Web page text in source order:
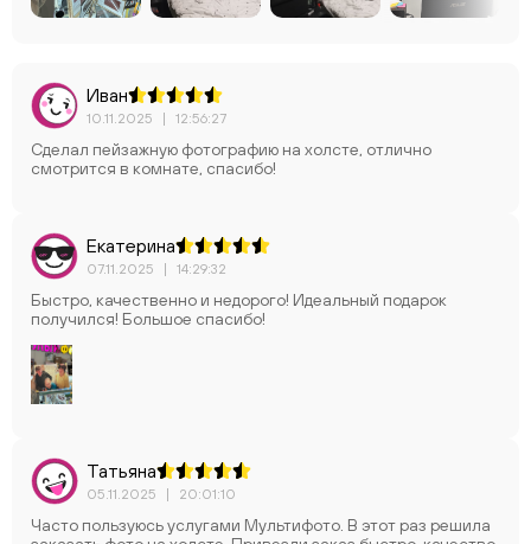
Иван
10.11.2025 | 12:56:27
Сделал пейзажную фотографию на холсте, отлично
смотрится в комнате, спасибо!
Екатерина
07.11.2025 | 14:29:32
Быстро, качественно и недорого! Идеальный подарок
получился! Большое спасибо!
Татьяна
05.11.2025 | 20:01:10
Часто пользуюсь услугами Мультифото. В этот раз решила